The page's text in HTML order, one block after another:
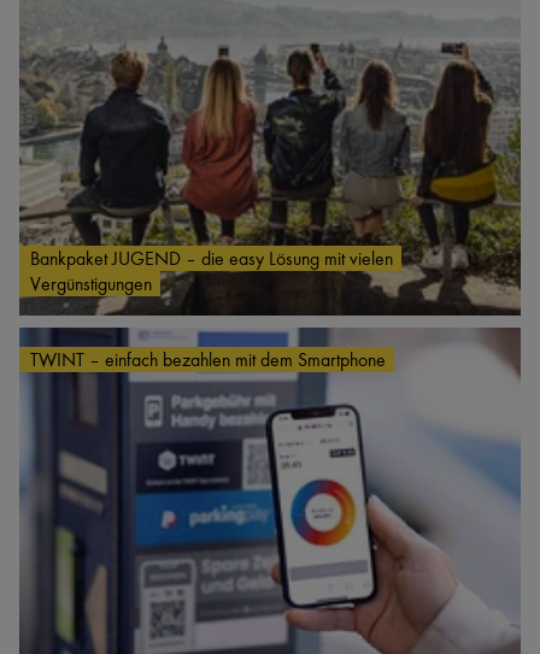
Bankpaket JUGEND – die easy Lösung mit vielen
Vergünstigungen
TWINT – einfach bezahlen mit dem Smartphone